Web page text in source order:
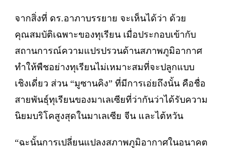
จากสิ่งที่ ดร.อาภาบรรยาย จะเห็นได้ว่า ด้วย
คุณสมบัติเฉพาะของทุเรียน เมื่อประกอบเข้ากับ
สถานการณ์ความแปรปรวนด้านสภาพภูมิอากาศ
ทำให้พืชอย่างทุเรียนไม่เหมาะสมที่จะปลูกแบบ
เชิงเดี่ยว ส่วน “มูซานคิง” ที่มีการเอ่ยถึงนั้น คือชื่อ
สายพันธุ์ทุเรียนของมาเลเซียที่ว่ากันว่าได้รับความ
นิยมบริโคสูงสุดในมาเลเซีย จีน และไต้หวัน
“ฉะนั้นการเปลี่ยนแปลงสภาพภูมิอากาศในอนาคต